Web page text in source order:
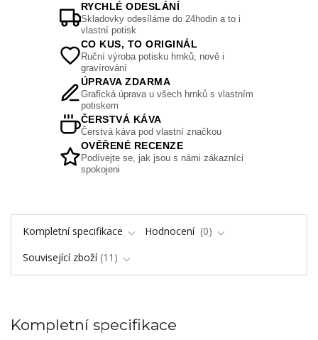
RYCHLÉ ODESLÁNÍ
Skladovky odesíláme do 24hodin a to i
vlastní potisk
CO KUS, TO ORIGINÁL
Ruční výroba potisku hrnků, nově i
gravírování
ÚPRAVA ZDARMA
Grafická úprava u všech hrnků s vlastním
potiskem
ČERSTVÁ KÁVA
Čerstvá káva pod vlastní značkou
OVĚŘENÉ RECENZE
Podívejte se, jak jsou s námi zákazníci
spokojeni
Kompletní specifikace Hodnocení
0
Související zboží 11
Kompletní specifikace